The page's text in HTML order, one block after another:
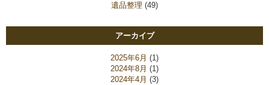
遺品整理 (49)
アーカイブ
2025年6月 (1)
2024年8月 (1)
2024年4月 (3)